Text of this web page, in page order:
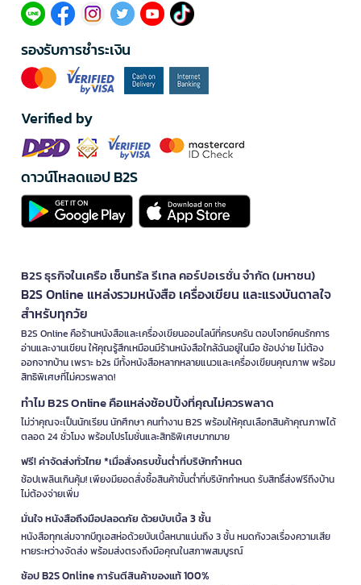
รองรับการชำระเงิน
Verified by
ดาวน์โหลดแอป B2S
B2S ธุรกิจในเครือ เซ็นทรัล รีเทล คอร์ปอเรชั่น จำกัด (มหาชน)
B2S Online แหล่งรวมหนังสือ เครื่องเขียน และแรงบันดาลใจ
สำหรับทุกวัย
B2S Online คือร้านหนังสือและเครื่องเขียนออนไลน์ที่ครบครัน ตอบโจทย์คนรักการ
อ่านและงานเขียน ให้คุณรู้สึกเหมือนมีร้านหนังสือใกล้ฉันอยู่ในมือ ช้อปง่าย ไม่ต้อง
ออกจากบ้าน เพราะ b2s มีทั้งหนังสือหลากหลายแนวและเครื่องเขียนคุณภาพ พร้อม
สิทธิพิเศษที่ไม่ควรพลาด!
ทำไม B2S Online คือแหล่งช้อปปิ้งที่คุณไม่ควรพลาด
ไม่ว่าคุณจะเป็นนักเรียน นักศึกษา คนทำงาน B2S พร้อมให้คุณเลือกสินค้าคุณภาพได้
ตลอด 24 ชั่วโมง พร้อมโปรโมชั่นและสิทธิพิเศษมากมาย
ฟรี! ค่าจัดส่งทั่วไทย *เมื่อสั่งครบขั้นต่ำที่บริษัทกำหนด
ช้อปเพลินเกินคุ้ม! เพียงมียอดสั่งซื้อสินค้าขั้นต่ำที่บริษัทกำหนด รับสิทธิ์ส่งฟรีถึงบ้าน
ไม่ต้องจ่ายเพิ่ม
มั่นใจ หนังสือถึงมือปลอดภัย ด้วยบับเบิ้ล 3 ชั้น
หนังสือทุกเล่มจากบีทูเอสห่อด้วยบับเบิ้ลหนาแน่นถึง 3 ชั้น หมดกังวลเรื่องความเสีย
หายระหว่างจัดส่ง พร้อมส่งตรงถึงมือคุณในสภาพสมบูรณ์
ช้อป B2S Online การันตีสินค้าของแท้ 100%